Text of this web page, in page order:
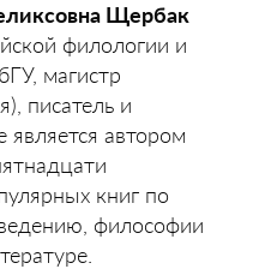
Щербак
филологии и
магистр
писатель и
автором
книг по
философии